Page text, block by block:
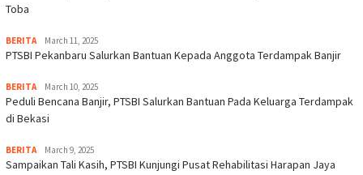
Toba
BERITA March 11, 2025
PTSBI Pekanbaru Salurkan Bantuan Kepada Anggota Terdampak Banjir
BERITA March 10, 2025
Peduli Bencana Banjir, PTSBI Salurkan Bantuan Pada Keluarga Terdampak
di Bekasi
BERITA March 9, 2025
Sampaikan Tali Kasih, PTSBI Kunjungi Pusat Rehabilitasi Harapan Jaya